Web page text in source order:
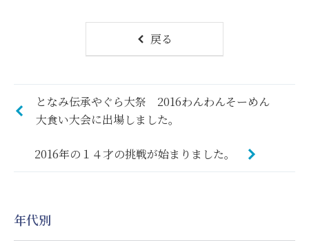
戻る
となみ伝承やぐら大祭 2016わんわんそーめん
大食い大会に出場しました。
2016年の１４才の挑戦が始まりました。
年代別